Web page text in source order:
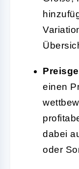
einen
dabei
oder